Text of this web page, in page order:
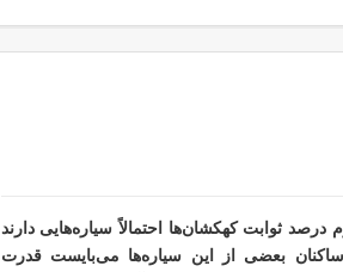
ثوابت کهکشان‌ها احتمالاً سیاره‌هایی دارند
ساکنان بعضی از این سیاره‌ها می‌بایست قدرت